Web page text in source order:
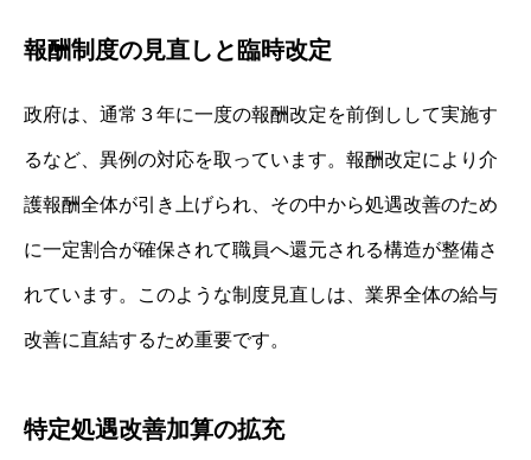
報酬制度の見直しと臨時改定
政府は、通常３年に一度の報酬改定を前倒しして実施す
るなど、異例の対応を取っています。報酬改定により介
護報酬全体が引き上げられ、その中から処遇改善のため
に一定割合が確保されて職員へ還元される構造が整備さ
れています。このような制度見直しは、業界全体の給与
改善に直結するため重要です。
特定処遇改善加算の拡充